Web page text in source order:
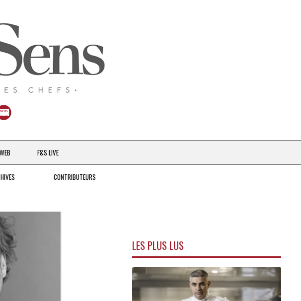
F&S LIVE
CONTRIBUTEURS
LES PLUS LUS